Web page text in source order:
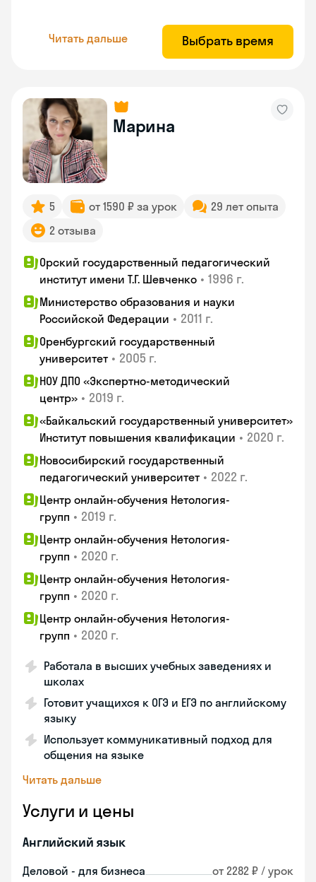
Читать дальше Выбрать время
Марина
5 от 1590 ₽ за урок
29 лет опыта
2 отзыва
Орский государственный педагогический
институт имени Т.Г. Шевченко • 1996 г.
Министерство образования и науки
Российской Федерации • 2011 г.
Оренбургский государственный
университет • 2005 г.
НОУ ДПО «Экспертно-методический
центр» • 2019 г.
«Байкальский государственный университет»
Институт повышения квалификации • 2020 г.
Новосибирский государственный
педагогический университет • 2022 г.
Центр онлайн-обучения Нетология-
групп • 2019 г.
Центр онлайн-обучения Нетология-
групп • 2020 г.
Центр онлайн-обучения Нетология-
групп • 2020 г.
Центр онлайн-обучения Нетология-
групп • 2020 г.
Работала в высших учебных заведениях и
школах
Готовит учащихся к ОГЭ и ЕГЭ по английскому
языку
Использует коммуникативный подход для
общения на языке
Читать дальше
Услуги и цены
Английский язык
Деловой - для бизнеса от 2282 ₽ / урок